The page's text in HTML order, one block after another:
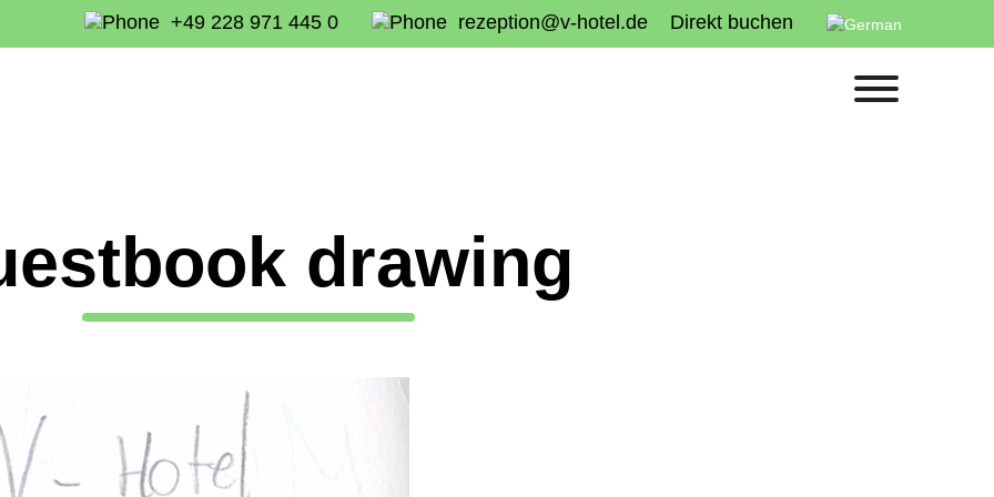
+49 228 971 445 0 rezeption@v-hotel.de Direkt buchen
drawing